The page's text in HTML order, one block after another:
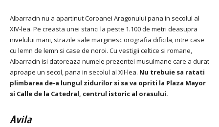
Albarracin nu a apartinut Coroanei Aragonului pana in secolul al
XIV-lea. Pe creasta unei stanci la peste 1.100 de metri deasupra
nivelului marii, strazile sale marginesc orografia dificila, intre case
cu lemn de lemn si case de noroi. Cu vestigii celtice si romane,
Albarracin isi datoreaza numele prezentei musulmane care a durat
aproape un secol, pana in secolul al XII-lea. Nu trebuie sa ratati
plimbarea de-a lungul zidurilor si sa va opriti la Plaza Mayor
si Calle de la Catedral, centrul istoric al orasului.
Avila